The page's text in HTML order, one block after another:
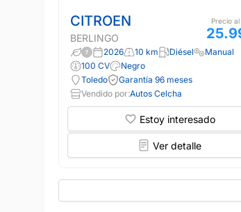
CITROEN
BERLINGO
Precio
2026 10 km Diésel
Manual
100 CV
Negro
Toledo
Garantía 96 meses
Vendido por:Autos Celcha
Estoy interesado
Ver detalle